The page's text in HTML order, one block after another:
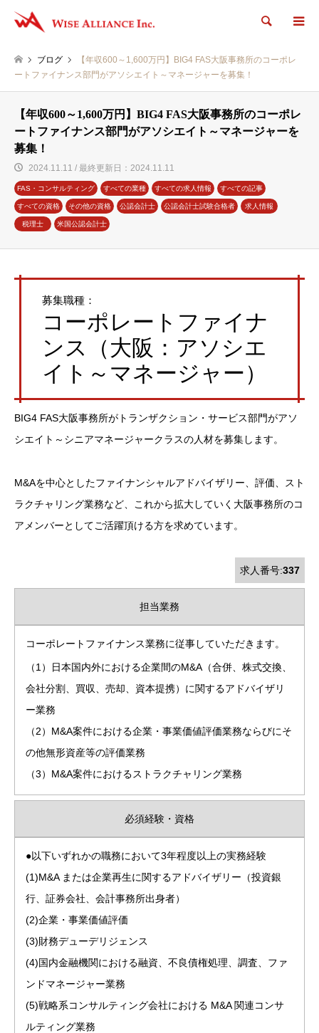
検索
ブログ
【年収600～1,600万円】BIG4 FAS大阪事務所のコーポレ
ートファイナンス部門がアソシエイト～マネージャーを募集！
【年収600～1,600万円】BIG4 FAS大阪事務所のコーポレ
ートファイナンス部門がアソシエイト～マネージャーを
募集！
2024.11.11 / 最終更新日：2024.11.11
FAS・コンサルティング すべての業種 すべての求人情報 すべての記事
すべての資格 その他の資格 公認会計士 公認会計士試験合格者 求人情報
税理士 米国公認会計士
募集職種：
コーポレートファイナ
ンス（大阪：アソシエ
イト～マネージャー）
BIG4 FAS大阪事務所がトランザクション・サービス部門がアソ
シエイト～シニアマネージャークラスの人材を募集します。
M&Aを中心としたファイナンシャルアドバイザリー、評価、スト
ラクチャリング業務など、これから拡大していく大阪事務所のコ
アメンバーとしてご活躍頂ける方を求めています。
求人番号:337
担当業務
コーポレートファイナンス業務に従事していただきます。
（1）日本国内外における企業間のM&A（合併、株式交換、
会社分割、買収、売却、資本提携）に関するアドバイザリ
ー業務
（2）M&A案件における企業・事業価値評価業務ならびにそ
の他無形資産等の評価業務
（3）M&A案件におけるストラクチャリング業務
必須経験・資格
●以下いずれかの職務において3年程度以上の実務経験
(1)M&A または企業再生に関するアドバイザリー（投資銀
行、証券会社、会計事務所出身者）
(2)企業・事業価値評価
(3)財務デューデリジェンス
(4)国内金融機関における融資、不良債権処理、調査、ファ
ンドマネージャー業務
(5)戦略系コンサルティング会社における M&A 関連コンサ
ルティング業務